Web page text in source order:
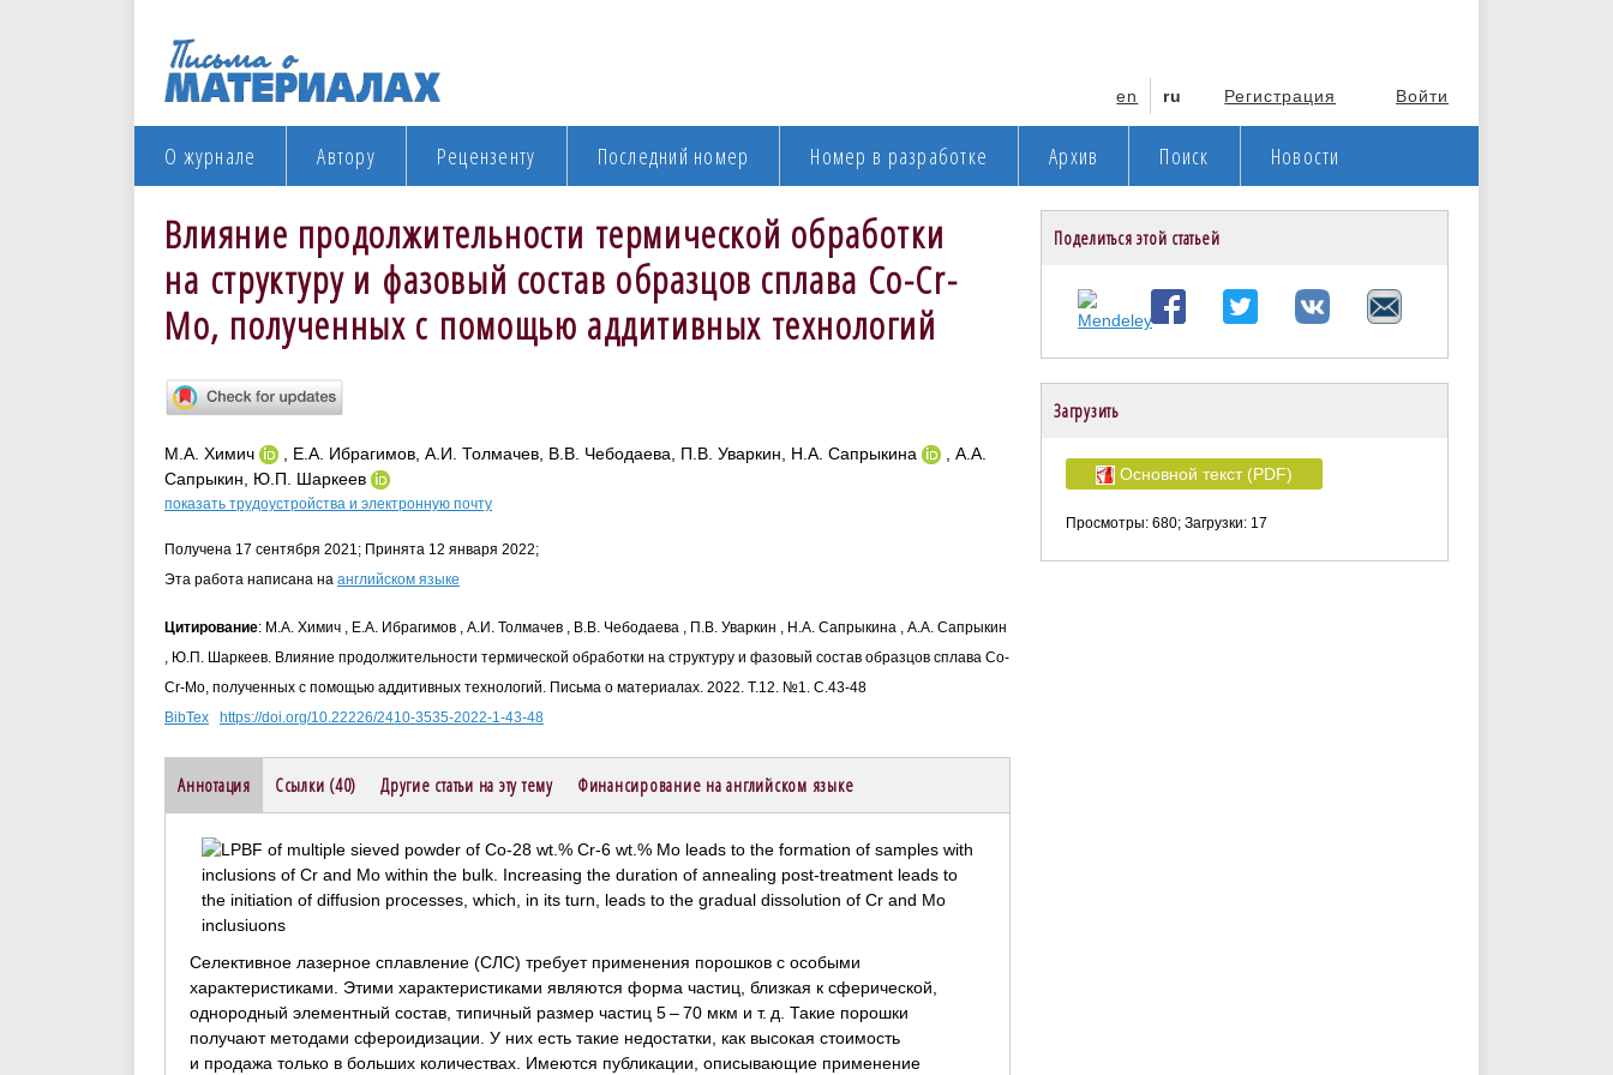
Регистрация Войти
en ru
О журнале Автору Рецензенту Последний номер Номер в разработке Архив Поиск Новости
Влияние продолжительности термической обработки
на структуру и фазовый состав образцов сплава Co-Cr-
Mo, полученных с помощью аддитивных технологий
М.А. Химич , Е.А. Ибрагимов, А.И. Толмачев, В.В. Чебодаева, П.В. Уваркин, Н.А. Сапрыкина
, А.А.
Сапрыкин, Ю.П. Шаркеев
показать трудоустройства и электронную почту
Получена 17 сентября 2021; Принята 12 января 2022;
Эта работа написана на английском языке
Цитирование: М.А. Химич , Е.А. Ибрагимов , А.И. Толмачев , В.В. Чебодаева , П.В. Уваркин , Н.А. Сапрыкина , А.А. Сапрыкин
, Ю.П. Шаркеев. Влияние продолжительности термической обработки на структуру и фазовый состав образцов сплава Co-
Cr-Mo, полученных с помощью аддитивных технологий. Письма о материалах. 2022. Т.12. №1. С.43-48
BibTex
https://doi.org/10.22226/2410-3535-2022-1-43-48
Аннотация Ссылки (40) Другие статьи на эту тему Финансирование на английском языке
Селективное лазерное сплавление (СЛС) требует применения порошков с особыми
характеристиками. Этими характеристиками являются форма частиц, близкая к сферической,
однородный элементный состав, типичный размер частиц 5 – 70 мкм и т. д. Такие порошки
получают методами сфероидизации. У них есть такие недостатки, как высокая стоимость
и продажа только в больших количествах. Имеются публикации, описывающие применение
Поделиться этой статьей
Загрузить
Основной текст (PDF)
Просмотры: 680; Загрузки: 17